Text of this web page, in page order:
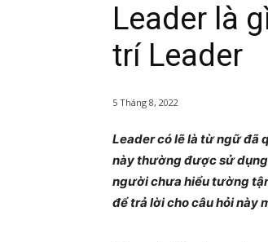
Leader là
trí Leader
5 Tháng 8, 2022
Leader có lẽ là từ ngữ đã
này thường được sử dụng
người chưa hiểu tường
để trả lời cho câu hỏi này